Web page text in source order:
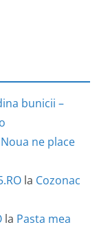
bunicii –
Noua ne place
la Cozonac
la Pasta mea